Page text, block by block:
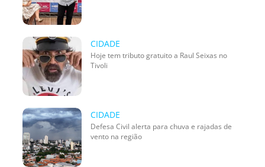
CIDADE
Hoje tem tributo gratuito a Raul Seixas no
Tivoli
CIDADE
Defesa Civil alerta para chuva e rajadas de
vento na região